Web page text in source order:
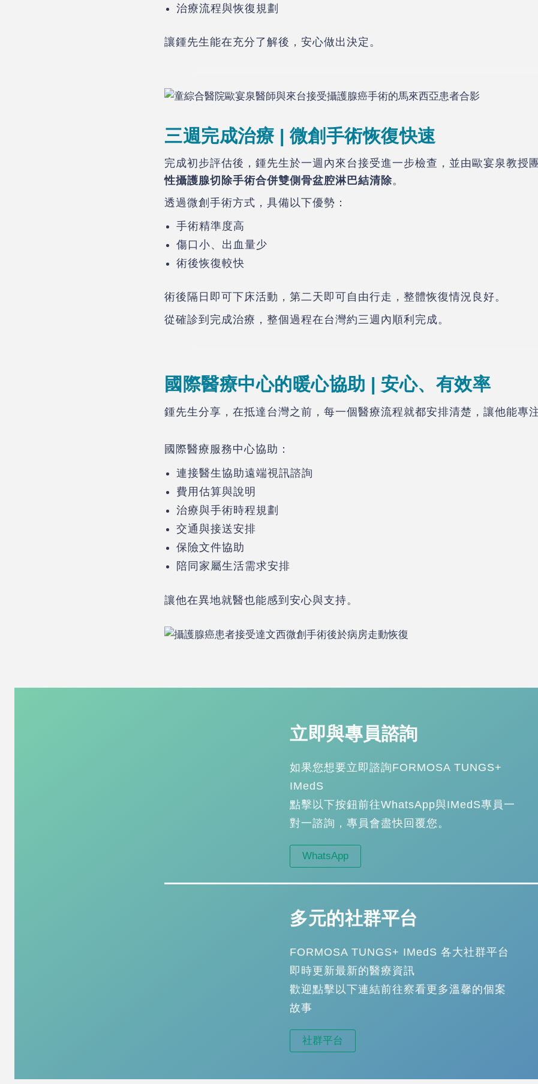
治療流程與恢復規劃
讓鍾先生能在充分了解後，安心做出決定。
三週完成治療 | 微創手術恢復快速
完成初步評估後，鍾先生於一週內來台接受進一步檢查，並由歐宴泉教授
性攝護腺切除手術合併雙側骨盆腔淋巴結清除。
透過微創手術方式，具備以下優勢：
手術精準度高
傷口小、出血量少
術後恢復較快
術後隔日即可下床活動，第二天即可自由行走，整體恢復情況良好。
從確診到完成治療，整個過程在台灣約三週內順利完成。
國際醫療中心的暖心協助 | 安心、有效率
鍾先生分享，在抵達台灣之前，每一個醫療流程就都安排清楚，讓他能專
國際醫療服務中心協助：
連接醫生協助遠端視訊諮詢
費用估算與說明
治療與手術時程規劃
交通與接送安排
保險文件協助
陪同家屬生活需求安排
讓他在異地就醫也能感到安心與支持。
立即與專員諮詢
如果您想要立即諮詢FORMOSA TUNGS+
IMedS
點擊以下按鈕前往WhatsApp與IMedS專員一
對一諮詢，專員會盡快回覆您。
WhatsApp
多元的社群平台
FORMOSA TUNGS+ IMedS 各大社群平台
即時更新最新的醫療資訊
歡迎點擊以下連結前往察看更多溫馨的個案
故事
社群平台